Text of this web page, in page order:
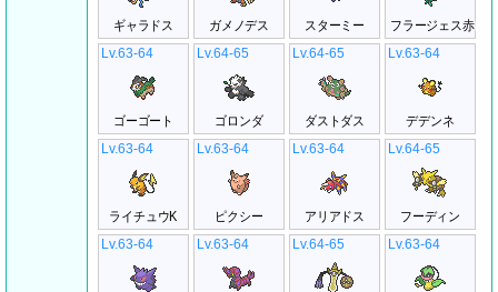
ギャラドス ガメノデス スターミー
フラージェス赤
Lv.63-64
ゴーゴート
Lv.64-65
ゴロンダ
Lv.64-65
ダストダス
Lv.63-64
デデンネ
Lv.63-64
ライチュウK
Lv.63-64
ピクシー
Lv.63-64
アリアドス
Lv.64-65
フーディン
Lv.63-64
Lv.63-64 Lv.64-65 Lv.63-64